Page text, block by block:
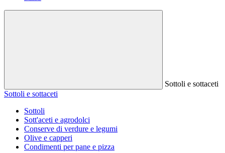
Sottoli e sottaceti
Sottoli e sottaceti
Sottoli
Sott'aceti e agrodolci
Conserve di verdure e legumi
Olive e capperi
Condimenti per pane e pizza